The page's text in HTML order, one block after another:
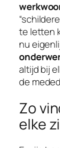
te letten
nu
altijd bij
de
Zo
elke